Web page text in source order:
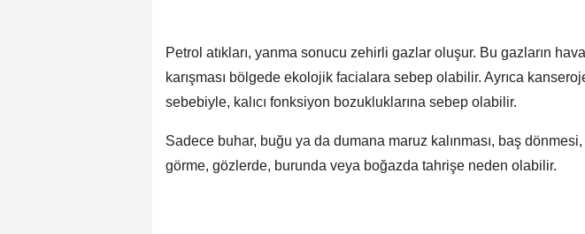
Petrol atıkları, yanma sonucu zehirli gazlar oluşur. Bu gazların
karışması bölgede ekolojik facialara sebep olabilir. Ayrıca
sebebiyle, kalıcı fonksiyon bozukluklarına sebep olabilir.
Sadece buhar, buğu ya da dumana maruz kalınması, baş dönmesi,
görme, gözlerde, burunda veya boğazda tahrişe neden olabilir.